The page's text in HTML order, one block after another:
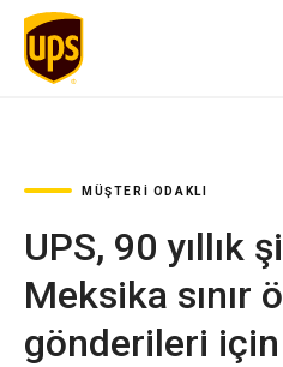
MÜŞTERI ODAKLI
UPS, 90 yıllık
Meksika sınır
gönderileri